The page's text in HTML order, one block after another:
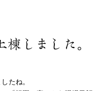
しました。
たね。